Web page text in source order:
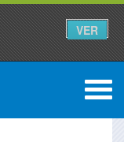
VER
0